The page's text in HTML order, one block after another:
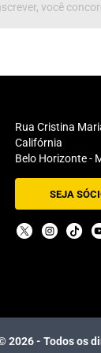
você
Rua Cristina
Califórnia
Belo Horizonte -
SEJA
2026- Todos os